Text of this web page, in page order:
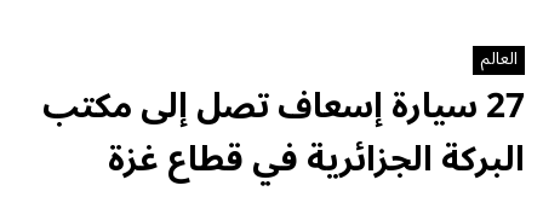
العالم
27 سيارة إسعاف تصل إلى مكتب
البركة الجزائرية في قطاع غزة